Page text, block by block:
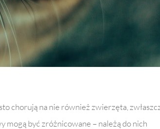
chorują na nie również zwierzęta,
mogą być zróżnicowane – należą do nich